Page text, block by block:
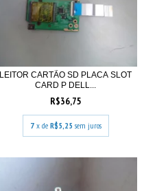
LEITOR CARTÃO SD PLACA SLOT
CARD P DELL...
R$36,75
7 x de R$5,25 sem juros